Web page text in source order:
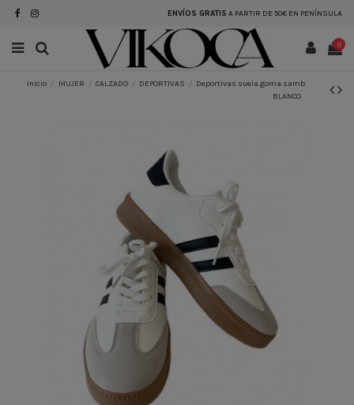
ENVÍOS GRATIS A PARTIR DE 50€ EN PENÍNSULA
0
Inicio MUJER CALZADO DEPORTIVAS
Deportivas suela goma samb
BLANCO